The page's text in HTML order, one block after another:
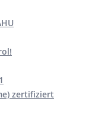
zertifiziert